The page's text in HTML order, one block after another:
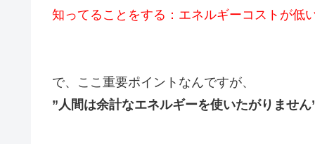
知ってることをする：エネルギーコストが低
で、ここ重要ポイントなんですが、
”人間は余計なエネルギーを使いたがりません